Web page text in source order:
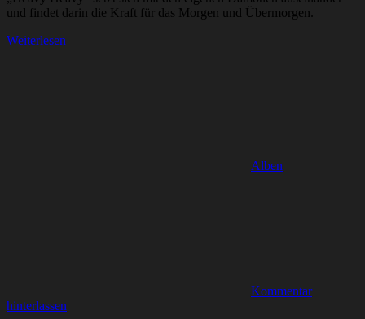
und findet darin die Kraft für das Morgen und Übermorgen.
Weiterlesen
Alben
Kommentar
hinterlassen